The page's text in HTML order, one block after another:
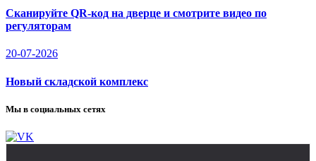
Сканируйте QR-код на дверце и смотрите видео по
регуляторам
20-07-2026
Новый складской комплекс
Мы в социальных сетях